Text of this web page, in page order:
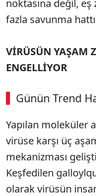
noktasına değil,
fazla savunma
VİRÜSÜN YAŞAM
ENGELLİYOR
Günün Trend
Yapılan moleküler
virüse karşı üç
mekanizması
Keşfedilen
olarak virüsün